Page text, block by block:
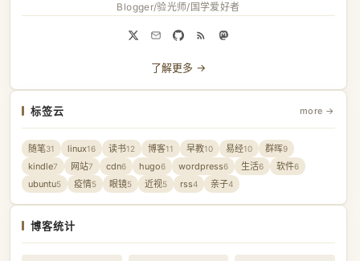
Blogger/验光师/国学爱好者
了解更多 →
标签云 more →
随笔31 linux16 读书12 博客11 早教10 易经10 群晖9
kindle7 网站7 cdn6 hugo6 wordpress6 生活6 软件6
ubuntu5 疫情5 眼镜5 近视5 rss4 亲子4
博客统计